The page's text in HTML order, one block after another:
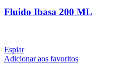
Fluido Ibasa 200 ML
Espiar
Adicionar aos favoritos